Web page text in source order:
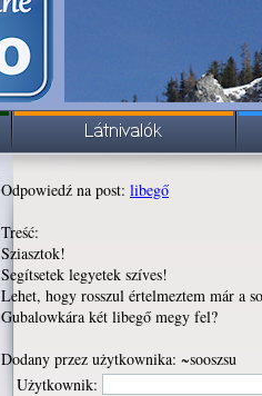
Odpowiedź na post: libegő
Treść:
Sziasztok!
Segítsetek legyetek szíves!
Lehet, hogy rosszul értelmeztem már a
Gubalowkára két libegő megy fel?
Dodany przez użytkownika: ~sooszsu
Użytkownik: